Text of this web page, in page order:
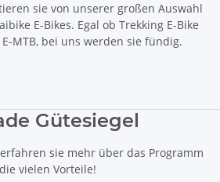
sie von unserer großen Auswahl
E-Bikes. Egal ob Trekking E-Bike
MTB, bei uns werden sie fündig.
Gütesiegel
sie mehr über das Programm
vielen Vorteile!